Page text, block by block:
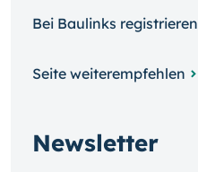
Bei Baulinks registrieren
Seite weiterempfehlen
Newsletter